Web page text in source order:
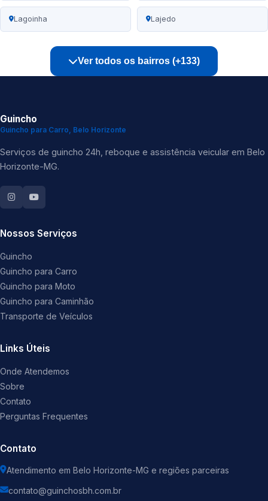
Lagoinha Lajedo
Ver todos os bairros (+133)
Guincho
Guincho para Carro, Belo Horizonte
Serviços de guincho 24h, reboque e assistência veicular em Belo
Horizonte-MG.
Nossos Serviços
Guincho
Guincho para Carro
Guincho para Moto
Guincho para Caminhão
Transporte de Veículos
Links Úteis
Onde Atendemos
Sobre
Contato
Perguntas Frequentes
Contato
Atendimento em Belo Horizonte-MG e regiões parceiras
contato@guinchosbh.com.br